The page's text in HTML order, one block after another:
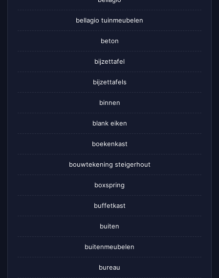
bellagio tuinmeubelen
beton
bijzettafel
bijzettafels
binnen
blank eiken
boekenkast
bouwtekening steigerhout
boxspring
buffetkast
buiten
buitenmeubelen
bureau